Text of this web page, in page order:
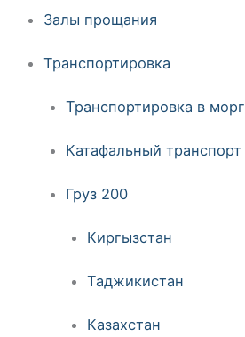
Залы прощания
Транспортировка
Транспортировка в морг
Катафальный транспорт
Груз 200
Киргызстан
Таджикистан
Казахстан